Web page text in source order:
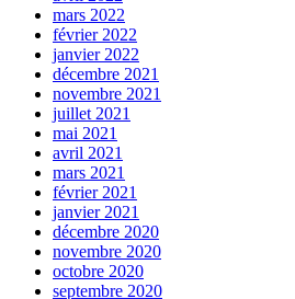
mars 2022
février 2022
janvier 2022
décembre 2021
novembre 2021
juillet 2021
mai 2021
avril 2021
mars 2021
février 2021
janvier 2021
décembre 2020
novembre 2020
octobre 2020
septembre 2020